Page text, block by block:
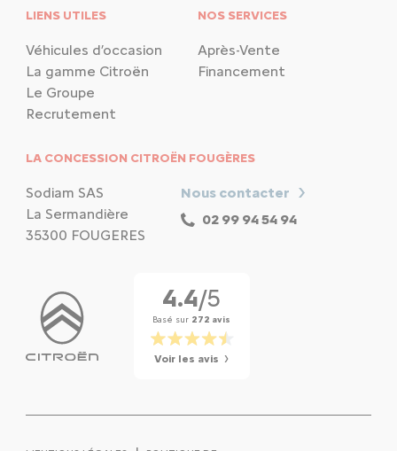
LIENS UTILES
Véhicules d’occasion
La gamme Citroën
Le Groupe
Recrutement
NOS SERVICES
Après-Vente
Financement
LA CONCESSION CITROËN FOUGÈRES
Sodiam SAS
La Sermandière
35300 FOUGERES
Nous contacter
02 99 94 54 94
4.4/5
Basé sur 272 avis
Voir les avis